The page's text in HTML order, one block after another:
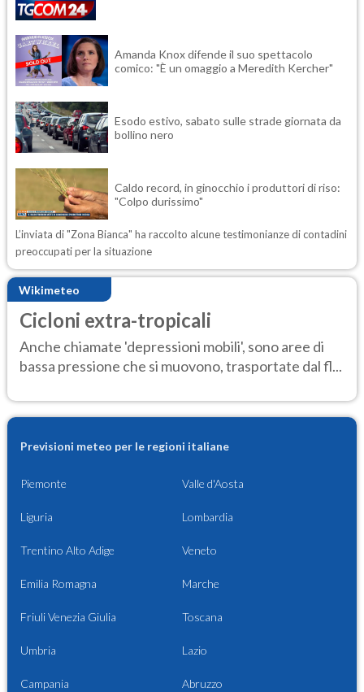
Amanda Knox difende il suo spettacolo
comico: "È un omaggio a Meredith Kercher"
Esodo estivo, sabato sulle strade giornata da
bollino nero
Caldo record, in ginocchio i produttori di riso:
"Colpo durissimo"
L’inviata di "Zona Bianca" ha raccolto alcune testimonianze di contadini
preoccupati per la situazione
Wikimeteo
Cicloni extra-tropicali
Anche chiamate 'depressioni mobili', sono aree di
bassa pressione che si muovono, trasportate dal fl...
Previsioni meteo per le regioni italiane
Piemonte Valle d'Aosta
Liguria Lombardia
Trentino Alto Adige Veneto
Emilia Romagna Marche
Friuli Venezia Giulia Toscana
Umbria Lazio
Campania Abruzzo